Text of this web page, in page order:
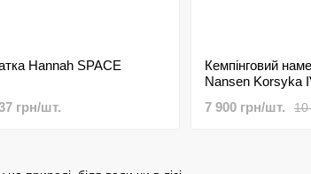
Hannah SPACE
грн/шт.
Кемпінговий
Nansen Korsyka
10
7 900 грн/шт.